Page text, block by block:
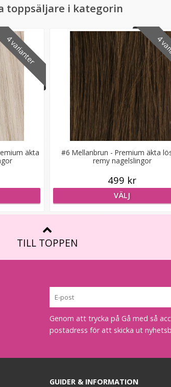
toppsäljare i kategorin
4 varianter
äkta
4
#6 Mellanbrun - Premium äkta
remy nagelslingor
499 kr
VÄLJ
TILL TOPPEN
Genom att trycka på Gå med så
postadress för att skicka ut
GUIDER & INFORMATION